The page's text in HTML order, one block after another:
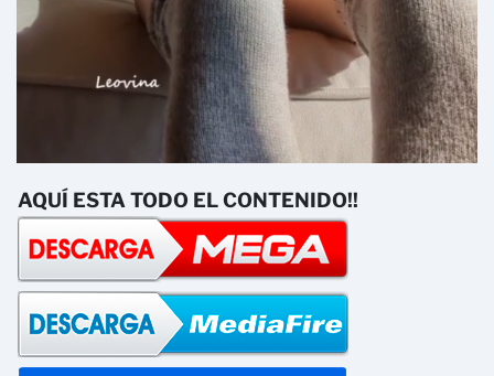
AQUÍ ESTA TODO EL CONTENIDO!!